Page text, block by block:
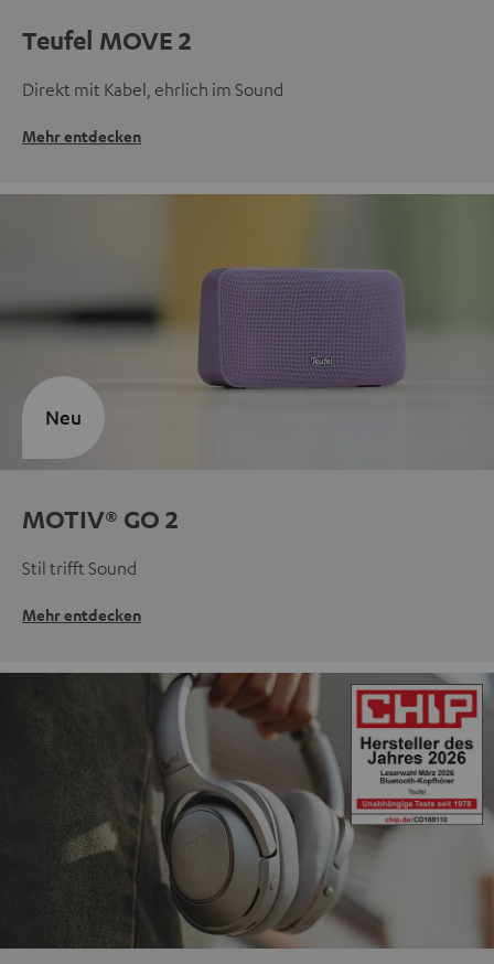
Teufel MOVE 2
Direkt mit Kabel, ehrlich im Sound
Mehr entdecken
MOTIV® GO 2
Stil trifft Sound
Mehr entdecken
Neu